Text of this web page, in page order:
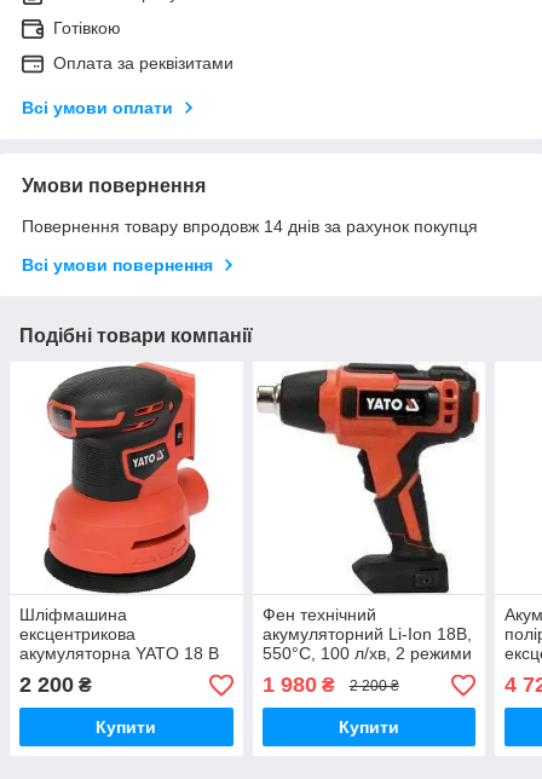
Готівкою
Оплата за реквізитами
Всі умови оплати
Умови повернення
Повернення товару впродовж 14 днів за рахунок покупця
Всі умови повернення
Подібні товари компанії
Шліфмашина
ексцентрикова
акумуляторна YATO 18 В
(YT-82753) 125 ММ (без
акумулятора)
2 200 ₴
Купити
Фен технічний
акумуляторний Li-Ion 18В,
550°C, 100 л/хв, 2 режими
(без акумуляторів), YATO
YT-82285
1 980₴ 2 200 ₴
Купити
125
БЕЗ
4